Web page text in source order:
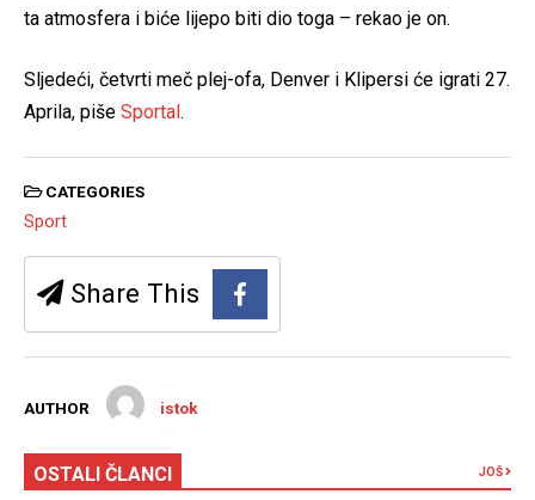
ta atmosfera i biće lijepo biti dio toga – rekao je on.
Sljedeći, četvrti meč plej-ofa, Denver i Klipersi će igrati 27.
Aprila, piše Sportal .
CATEGORIES
Sport
Share This
AUTHOR istok
OSTALI ČLANCI JOŠ